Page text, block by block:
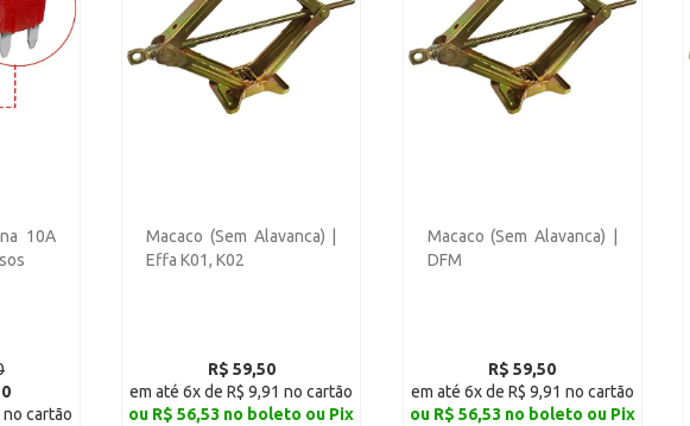
10A
no cartão
Macaco (Sem Alavanca) |
Effa K01, K02
R$ 59,50
em até 6x de R$ 9,91 no cartão
ou R$ 56,53 no boleto ou Pix
Macaco (Sem Alavanca) |
DFM
R$ 59,50
em até 6x de R$ 9,91 no cartão
ou R$ 56,53 no boleto ou Pix